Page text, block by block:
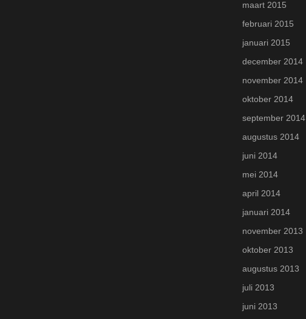
maart 2015
februari 2015
januari 2015
december 2014
november 2014
oktober 2014
september 2014
augustus 2014
juni 2014
mei 2014
april 2014
januari 2014
november 2013
oktober 2013
augustus 2013
juli 2013
juni 2013